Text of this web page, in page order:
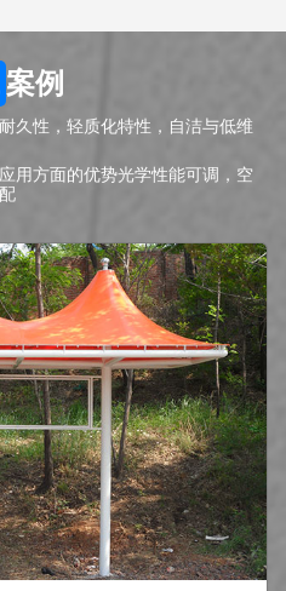
案例
久性，轻质化特性，自洁与低维
用方面的优势光学性能可调，空